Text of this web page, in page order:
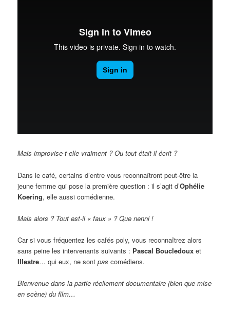
Mais improvise-t-elle vraiment ? Ou tout était-il écrit ?
Dans le café, certains d’entre vous reconnaîtront peut-être la
jeune femme qui pose la première question : il s’agit d’Ophélie
Koering, elle aussi comédienne.
Mais alors ? Tout est-il « faux » ? Que nenni !
Car si vous fréquentez les cafés poly, vous reconnaîtrez alors
sans peine les intervenants suivants : Pascal Boucledouxet
Illestre… qui eux, ne sontpas comédiens.
Bienvenue dans la partie réellement documentaire (bien que mise
en scène) du film…